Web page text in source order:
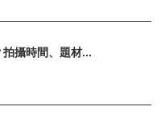
攝時間、題材...